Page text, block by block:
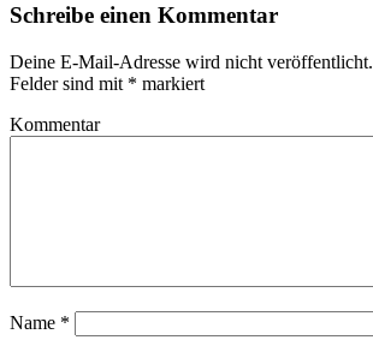
Schreibe einen Kommentar
Deine E-Mail-Adresse wird nicht veröffentlicht.
Felder sind mit * markiert
Kommentar
Name *